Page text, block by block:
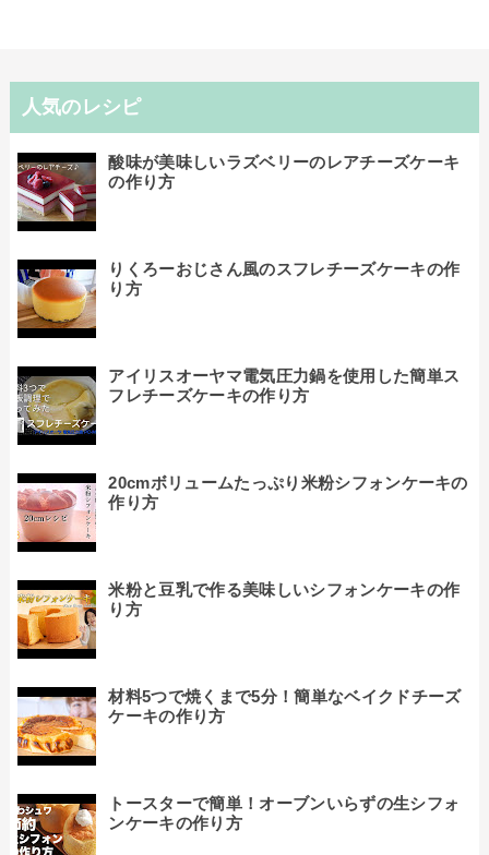
人気のレシピ
酸味が美味しいラズベリーのレアチーズケーキ
の作り方
りくろーおじさん風のスフレチーズケーキの作
り方
アイリスオーヤマ電気圧力鍋を使用した簡単ス
フレチーズケーキの作り方
20cmボリュームたっぷり米粉シフォンケーキの
作り方
米粉と豆乳で作る美味しいシフォンケーキの作
り方
材料5つで焼くまで5分！簡単なベイクドチーズ
ケーキの作り方
トースターで簡単！オーブンいらずの生シフォ
ンケーキの作り方